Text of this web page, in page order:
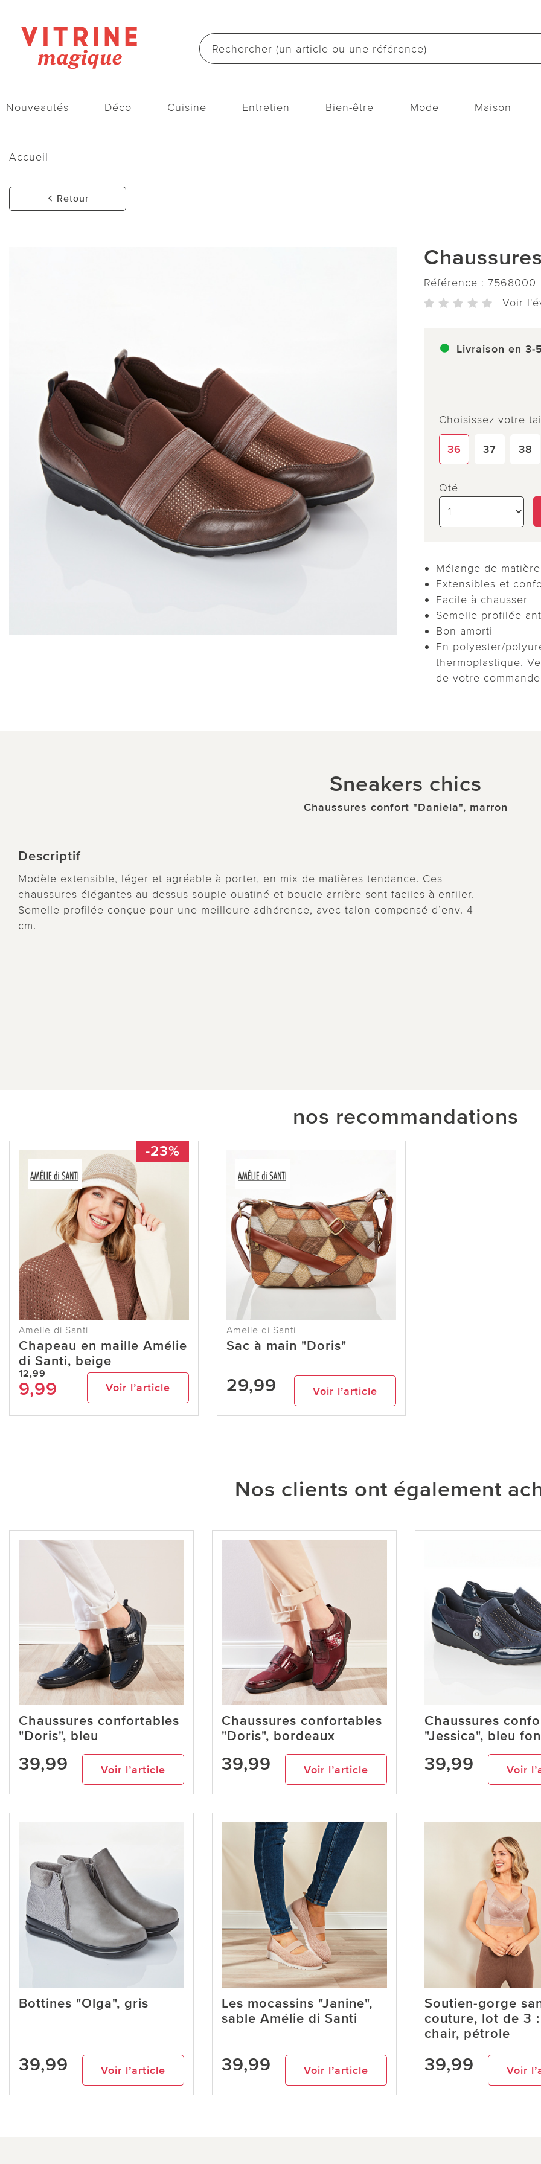
Nouveautés Déco Cuisine Entretien Bien-être Mode Maison
Accueil
Retour
Référence : 7568000
Voir
Livraison en 3-
Choisissez votre
36 37 38
Qté
Mélange de
Extensibles et
Facile à chausser
Semelle profilée
Bon amorti
En polyester/
thermoplastique.
de votre
Sneakers chics
Chaussures confort "Daniela", marron
Descriptif
Modèle extensible, léger et agréable à porter, en mix de matières tendance. Ces
chaussures élégantes au dessus souple ouatiné et boucle arrière sont faciles à enfiler.
Semelle profilée conçue pour une meilleure adhérence, avec talon compensé d’env. 4
cm.
nos recommandations
-23%
Amelie di Santi
Chapeau en maille Amélie
di Santi, beige
12,99
9,99 Voir l’article
Amelie di Santi
Sac à main "Doris"
29,99 Voir l’article
Nos clients ont également
Chaussures confortables
"Doris", bleu
39,99 Voir l’article
Chaussures confortables
"Doris", bordeaux
39,99 Voir l’article
Chaussures
"Jessica", bleu
39,99 Voir
Bottines "Olga", gris
39,99 Voir l’article
Les mocassins "Janine",
sable Amélie di Santi
39,99 Voir l’article
Soutien-gorge
couture, lot de 3
chair, pétrole
39,99 Voir